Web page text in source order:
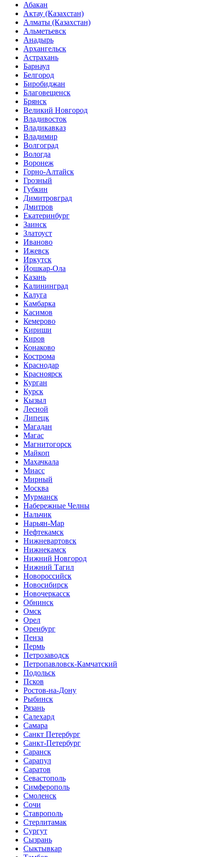
Абакан
Актау (Казахстан)
Алматы (Казахстан)
Альметьевск
Анадырь
Архангельск
Астрахань
Барнаул
Белгород
Биробиджан
Благовещенск
Брянск
Великий Новгород
Владивосток
Владикавказ
Владимир
Волгоград
Вологда
Воронеж
Горно-Алтайск
Грозный
Губкин
Димитровград
Дмитров
Екатеринбург
Заинск
Златоуст
Иваново
Ижевск
Иркутск
Йошкар-Ола
Казань
Калининград
Калуга
Камбарка
Касимов
Кемерово
Кириши
Киров
Конаково
Кострома
Краснодар
Красноярск
Курган
Курск
Кызыл
Лесной
Липецк
Магадан
Магас
Магнитогорск
Майкоп
Махачкала
Миасс
Мирный
Москва
Мурманск
Набережные Челны
Нальчик
Нарьян-Мар
Нефтекамск
Нижневартовск
Нижнекамск
Нижний Новгород
Нижний Тагил
Новороссийск
Новосибирск
Новочеркасск
Обнинск
Омск
Орел
Оренбург
Пенза
Пермь
Петрозаводск
Петропавловск-Камчатский
Подольск
Псков
Ростов-на-Дону
Рыбинск
Рязань
Салехард
Самара
Санкт Петербург
Санкт-Петербург
Саранск
Сарапул
Саратов
Севастополь
Симферополь
Смоленск
Сочи
Ставрополь
Стерлитамак
Сургут
Сызрань
Сыктывкар